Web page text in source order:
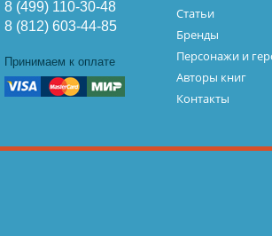
8 (499) 110-30-48
8 (812) 603-44-85
Принимаем к оплате
Статьи
Бренды
Персонажи и
Авторы книг
Контакты